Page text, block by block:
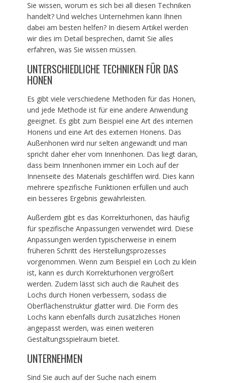
Sie wissen, worum es sich bei all diesen Techniken
handelt? Und welches Unternehmen kann Ihnen
dabei am besten helfen? In diesem Artikel werden
wir dies im Detail besprechen, damit Sie alles
erfahren, was Sie wissen müssen.
UNTERSCHIEDLICHE TECHNIKEN FÜR DAS
HONEN
Es gibt viele verschiedene Methoden für das Honen,
und jede Methode ist für eine andere Anwendung
geeignet. Es gibt zum Beispiel eine Art des internen
Honens und eine Art des externen Honens. Das
Außenhonen wird nur selten angewandt und man
spricht daher eher vom Innenhonen. Das liegt daran,
dass beim Innenhonen immer ein Loch auf der
Innenseite des Materials geschliffen wird. Dies kann
mehrere spezifische Funktionen erfüllen und auch
ein besseres Ergebnis gewährleisten.
Außerdem gibt es das Korrekturhonen, das häufig
für spezifische Anpassungen verwendet wird. Diese
Anpassungen werden typischerweise in einem
früheren Schritt des Herstellungsprozesses
vorgenommen. Wenn zum Beispiel ein Loch zu klein
ist, kann es durch Korrekturhonen vergrößert
werden. Zudem lässt sich auch die Rauheit des
Lochs durch Honen verbessern, sodass die
Oberflächenstruktur glatter wird. Die Form des
Lochs kann ebenfalls durch zusätzliches Honen
angepasst werden, was einen weiteren
Gestaltungsspielraum bietet.
UNTERNEHMEN
Sind Sie auch auf der Suche nach einem